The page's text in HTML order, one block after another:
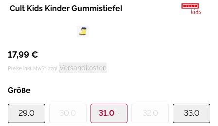
Hersteller:
​Cult Kids Kinder Gummistiefel
17,99 €
Preise inkl. MwSt. zzgl. Versandkosten
Größe
29.0 30.0 31.0 32.0 33.0